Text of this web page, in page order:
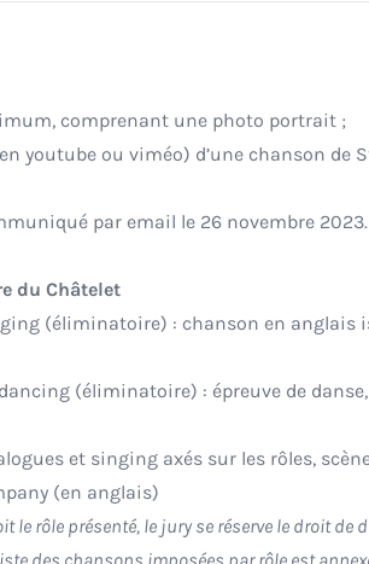
comprenant une photo portrait ;
youtube ou viméo) d’une chanson de
par email le 26 novembre 2023.
du Châtelet
(éliminatoire) : chanson en anglais
(éliminatoire) : épreuve de
et singing axés sur les rôles,
(en anglais)
le rôle présenté, le jury se réserve le droit de